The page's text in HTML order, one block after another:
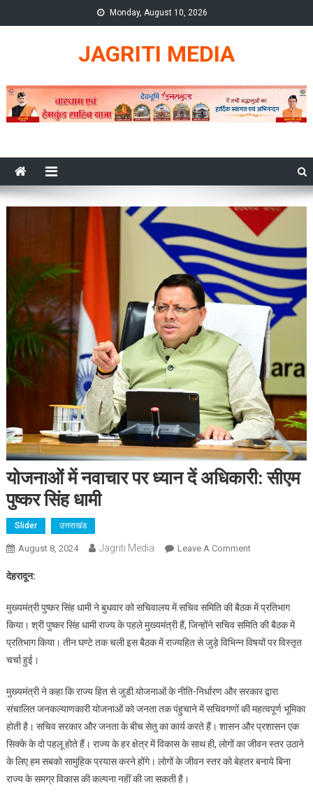
to
Monday, August 10, 2026
JAGRITI MEDIA
योजनाओं में नवाचार पर ध्यान दें अधिकारी: सीएम
पुष्कर सिंह धामी
Slider उत्तराखंड
August 8, 2024 Jagriti Media Leave A CommentOn
पर
ध्यान
दें
पुष्कर
सिंह
धामी
देहरादून:
मुख्यमंत्री पुष्कर सिंह धामी ने बुधवार को सचिवालय में सचिव समिति की बैठक में प्रतिभाग
किया। श्री पुष्कर सिंह धामी राज्य के पहले मुख्यमंत्री हैं, जिन्होंने सचिव समिति की बैठक में
प्रतिभाग किया। तीन घण्टे तक चली इस बैठक में राज्यहित से जुड़े विभिन्न विषयों पर विस्तृत
चर्चा हुई।
मुख्यमंत्री ने कहा कि राज्य हित से जुडी योजनाओं के नीति-निर्धारण और सरकार द्वारा
संचालित जनकल्याणकारी योजनाओं को जनता तक पंहुचाने में सचिवगणों की महत्वपूर्ण भूमिका
होती है। सचिव सरकार और जनता के बीच सेतु का कार्य करते हैं। शासन और प्रशासन एक
सिक्के के दो पहलू होते हैं। राज्य के हर क्षेत्र में विकास के साथ ही, लोगों का जीवन स्तर उठाने
के लिए हम सबको सामुहिक प्रयास करने होंगे। लोगों के जीवन स्तर को बेहतर बनाये बिना
राज्य के समग्र विकास की कल्पना नहीं की जा सकती है।